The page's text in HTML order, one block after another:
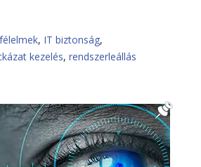
félelmek, IT biztonság,
kezelés, rendszerleállás